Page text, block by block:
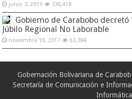
junio 3, 2019 330,418
Gobierno de Carabobo
Júbilo Regional No Laborable
noviembre 10, 2017 63,384
Gobernación Bolivariana de
Secretaría de Comunicación e
Informática